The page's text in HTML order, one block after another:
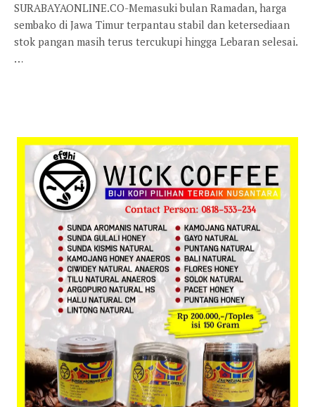
SURABAYAONLINE.CO-Memasuki bulan Ramadan, harga
sembako di Jawa Timur terpantau stabil dan ketersediaan
stok pangan masih terus tercukupi hingga Lebaran selesai.
…